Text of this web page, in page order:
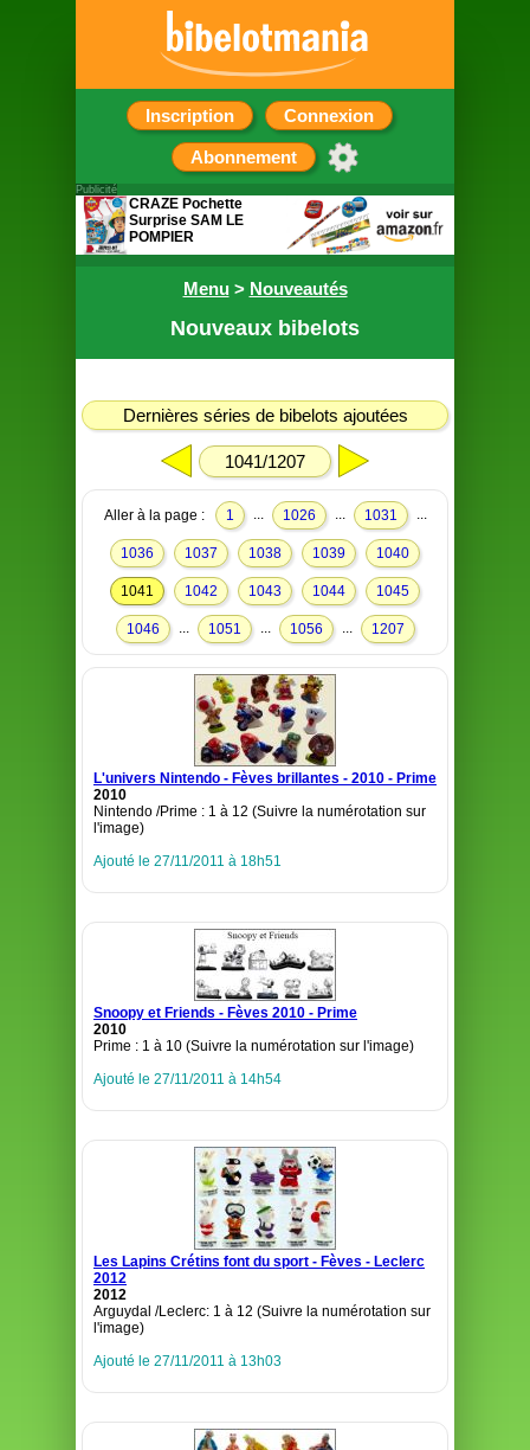
Inscription Connexion
Abonnement
Menu> Nouveautés
Nouveaux bibelots
Dernières séries de bibelots ajoutées
1041/1207
Aller à la page : 1 ... 1026 ... 1031 ...
1036 1037 1038 1039 1040
1041 1042 1043 1044 1045
1046 ... 1051 ... 1056 ... 1207
L'univers Nintendo - Fèves brillantes - 2010 - Prime
2010
Nintendo /Prime : 1 à 12 (Suivre la numérotation sur
l'image)
Ajouté le 27/11/2011 à 18h51
Snoopy et Friends - Fèves 2010 - Prime
2010
Prime : 1 à 10 (Suivre la numérotation sur l'image)
Ajouté le 27/11/2011 à 14h54
Les Lapins Crétins font du sport - Fèves - Leclerc
2012
2012
Arguydal /Leclerc: 1 à 12 (Suivre la numérotation sur
l'image)
Ajouté le 27/11/2011 à 13h03
Publicité
CRAZE Pochette
Surprise SAM LE
POMPIER
cadeaux